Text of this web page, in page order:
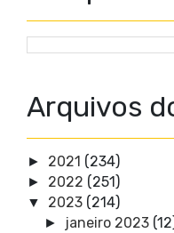
Arquivos
► 2021 (234)
► 2022 (251)
▼ 2023 (214)
► janeiro 2023